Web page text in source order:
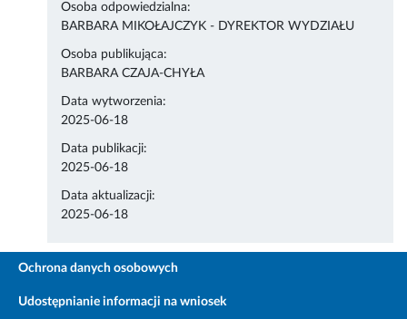
Osoba odpowiedzialna:
BARBARA MIKOŁAJCZYK - DYREKTOR WYDZIAŁU
Osoba publikująca:
BARBARA CZAJA-CHYŁA
Data wytworzenia:
2025-06-18
Data publikacji:
2025-06-18
Data aktualizacji:
2025-06-18
Ochrona danych osobowych
Udostępnianie informacji na wniosek